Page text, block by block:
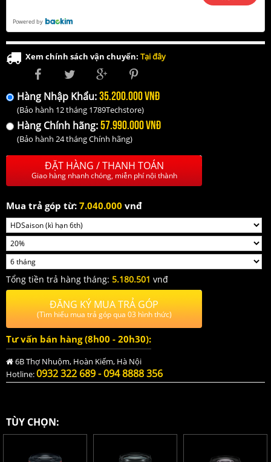
Powered by
Xem chính sách vận chuyển: Tại đây
Hàng Nhập Khẩu:35.200.000 VNĐ
(Bảo hành 12 tháng 1789Techstore)
Hàng Chính hãng:57.990.000 VNĐ
(Bảo hành 24 tháng Chính hãng)
ĐẶT HÀNG / THANH TOÁN
Giao hàng nhanh chóng, miễn phí nội thành
Mua trả góp từ: 7.040.000 vnđ
Tổng tiền trả hàng tháng: 5.180.501 vnđ
ĐĂNG KÝ MUA TRẢ GÓP
(Tìm hiểu mua trả góp qua 03 hình thức)
Tư vấn bán hàng (8h00 - 20h30):
6B Thợ Nhuộm, Hoàn Kiếm, Hà Nội
Hotline:0932 322 689 - 094 8888 356
TÙY CHỌN: